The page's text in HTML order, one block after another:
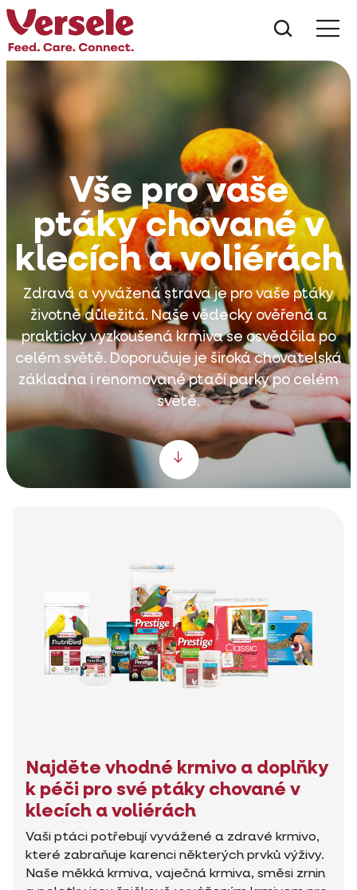
Vše pro vaše
ptáky chované v
klecích a voliérách
Zdravá a vyvážená strava je pro vaše ptáky
životně důležitá. Naše vědecky ověřená a
prakticky vyzkoušená krmiva se osvědčila po
celém světě. Doporučuje je široká chovatelská
základna i renomované ptačí parky po celém
světě.
Scroll down
Najděte vhodné krmivo a doplňky
k péči pro své ptáky chované v
klecích a voliérách
Vaši ptáci potřebují vyvážené a zdravé krmivo,
které zabraňuje karenci některých prvků výživy.
Naše měkká krmiva, vaječná krmiva, směsi zrnin